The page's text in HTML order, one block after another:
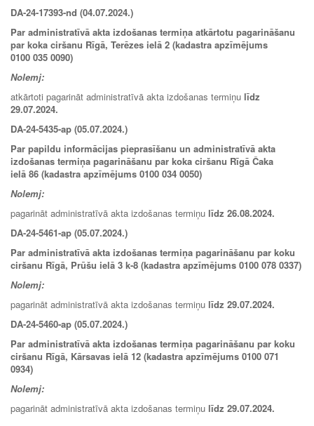
DA-24-17393-nd (04.07.2024.)
Par administratīvā akta izdošanas termiņa atkārtotu pagarināšanu
par koka ciršanu Rīgā, Terēzes ielā 2 (kadastra apzīmējums
0100 035 0090)
Nolemj:
atkārtoti pagarināt administratīvā akta izdošanas termiņu līdz
29.07.2024.
DA-24-5435-ap (05.07.2024.)
Par papildu informācijas pieprasīšanu un administratīvā akta
izdošanas termiņa pagarināšanu par koka ciršanu Rīgā Čaka
ielā 86 (kadastra apzīmējums 0100 034 0050)
Nolemj:
pagarināt administratīvā akta izdošanas termiņu līdz 26.08.2024.
DA-24-5461-ap (05.07.2024.)
Par administratīvā akta izdošanas termiņa pagarināšanu par koku
ciršanu Rīgā, Prūšu ielā 3 k-8 (kadastra apzīmējums 0100 078 0337)
Nolemj:
pagarināt administratīvā akta izdošanas termiņu līdz 29.07.2024.
DA-24-5460-ap (05.07.2024.)
Par administratīvā akta izdošanas termiņa pagarināšanu par koku
ciršanu Rīgā, Kārsavas ielā 12 (kadastra apzīmējums 0100 071
0934)
Nolemj:
pagarināt administratīvā akta izdošanas termiņu līdz 29.07.2024.